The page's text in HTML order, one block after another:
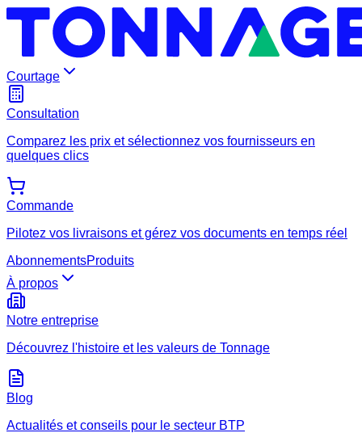
Courtage
Consultation
Comparez les prix et sélectionnez vos fournisseurs en
quelques clics
Commande
Pilotez vos livraisons et gérez vos documents en temps réel
AbonnementsProduits
À propos
Notre entreprise
Découvrez l'histoire et les valeurs de Tonnage
Blog
Actualités et conseils pour le secteur BTP